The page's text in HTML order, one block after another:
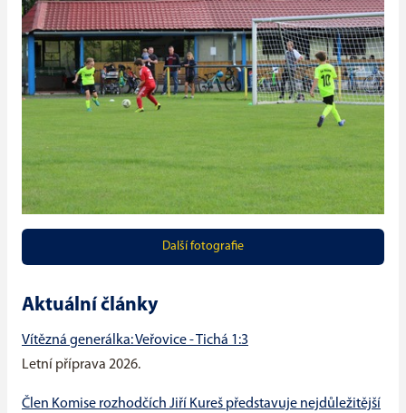
Další fotografie
Aktuální články
Vítězná generálka: Veřovice - Tichá 1:3
Letní příprava 2026.
Člen Komise rozhodčích Jiří Kureš představuje nejdůležitější